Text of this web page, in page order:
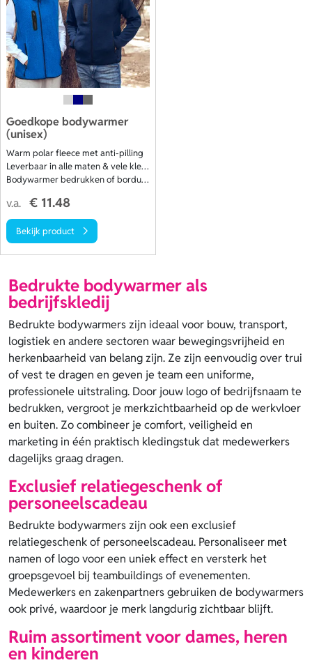
Goedkope bodywarmer
(unisex)
Warm polar fleece met anti-pilling
Leverbaar in alle maten & vele kleuren
Bodywarmer bedrukken of borduren
v.a. € 11.48
Bekijk product
Bedrukte bodywarmer als
bedrijfskledij
Bedrukte bodywarmers zijn ideaal voor bouw, transport,
logistiek en andere sectoren waar bewegingsvrijheid en
herkenbaarheid van belang zijn. Ze zijn eenvoudig over trui
of vest te dragen en geven je team een uniforme,
professionele uitstraling. Door jouw logo of bedrijfsnaam te
bedrukken, vergroot je merkzichtbaarheid op de werkvloer
en buiten. Zo combineer je comfort, veiligheid en
marketing in één praktisch kledingstuk dat medewerkers
dagelijks graag dragen.
Exclusief relatiegeschenk of
personeelscadeau
Bedrukte bodywarmers zijn ook een exclusief
relatiegeschenk of personeelscadeau. Personaliseer met
namen of logo voor een uniek effect en versterk het
groepsgevoel bij teambuildings of evenementen.
Medewerkers en zakenpartners gebruiken de bodywarmers
ook privé, waardoor je merk langdurig zichtbaar blijft.
Ruim assortiment voor dames, heren
en kinderen